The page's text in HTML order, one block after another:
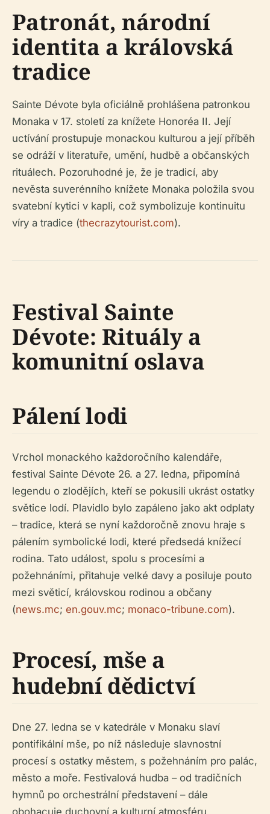
Patronát, národní
identita a královská
tradice
Sainte Dévote byla oficiálně prohlášena patronkou
Monaka v 17. století za knížete Honoréa II. Její
uctívání prostupuje monackou kulturou a její příběh
se odráží v literatuře, umění, hudbě a občanských
rituálech. Pozoruhodné je, že je tradicí, aby
nevěsta suverénního knížete Monaka položila svou
svatební kytici v kapli, což symbolizuje kontinuitu
víry a tradice (thecrazytourist.com).
Festival Sainte
Dévote: Rituály a
komunitní oslava
Pálení lodi
Vrchol monackého každoročního kalendáře,
festival Sainte Dévote 26. a 27. ledna, připomíná
legendu o zlodějích, kteří se pokusili ukrást ostatky
světice lodí. Plavidlo bylo zapáleno jako akt odplaty
– tradice, která se nyní každoročně znovu hraje s
pálením symbolické lodi, které předsedá knížecí
rodina. Tato událost, spolu s procesími a
požehnáními, přitahuje velké davy a posiluje pouto
mezi světicí, královskou rodinou a občany
(news.mc; en.gouv.mc; monaco-tribune.com).
Procesí, mše a
hudební dědictví
Dne 27. ledna se v katedrále v Monaku slaví
pontifikální mše, po níž následuje slavnostní
procesí s ostatky městem, s požehnáním pro palác,
město a moře. Festivalová hudba – od tradičních
hymnů po orchestrální představení – dále
obohacuje duchovní a kulturní atmosféru